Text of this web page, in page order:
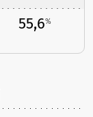
55,6%